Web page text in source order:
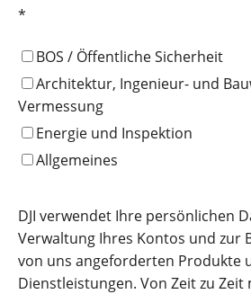
*
BOS / Öffentliche Sicherheit
Architektur, Ingenieur- und
Vermessung
Energie und Inspektion
Allgemeines
DJI verwendet Ihre persönlichen
Verwaltung Ihres Kontos und zur
von uns angeforderten Produkte
Dienstleistungen. Von Zeit zu Zeit